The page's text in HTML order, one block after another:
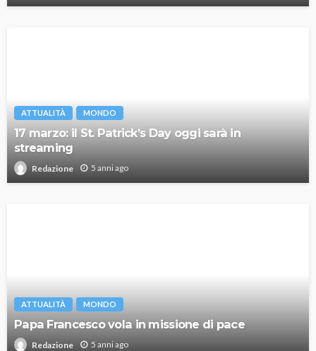
ATTUALITÀ MONDO
17 marzo: il St. Patrick’s Day oggi sarà in
streaming
Redazione 5 anni ago
ATTUALITÀ MONDO
Papa Francesco vola in missione di pace
Redazione 5 anni ago